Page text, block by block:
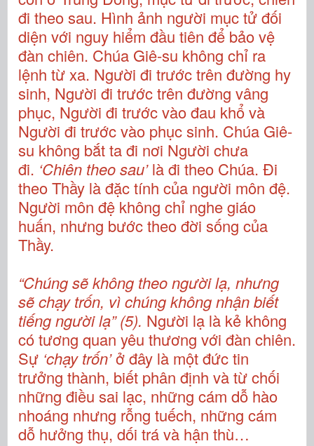
đi theo sau. Hình ảnh người mục tử đối
diện với nguy hiểm đầu tiên để bảo vệ
đàn chiên. Chúa Giê-su không chỉ ra
lệnh từ xa. Người đi trước trên đường hy
sinh, Người đi trước trên đường vâng
phục, Người đi trước vào đau khổ và
Người đi trước vào phục sinh. Chúa Giê-
su không bắt ta đi nơi Người chưa
đi. ‘Chiên theo sau’là đi theo Chúa. Đi
theo Thầy là đặc tính của người môn đệ.
Người môn đệ không chỉ nghe giáo
huấn, nhưng bước theo đời sống của
Thầy.
“Chúng sẽ không theo người lạ, nhưng
sẽ chạy trốn, vì chúng không nhận biết
tiếng người lạ” (5). Người lạ là kẻ không
có tương quan yêu thương với đàn chiên.
Sự ‘chạy trốn’ở đây là một đức tin
trưởng thành, biết phân định và từ chối
những điều sai lạc, những cám dỗ hào
nhoáng nhưng rỗng tuếch, những cám
dỗ hưởng thụ, dối trá và hận thù…